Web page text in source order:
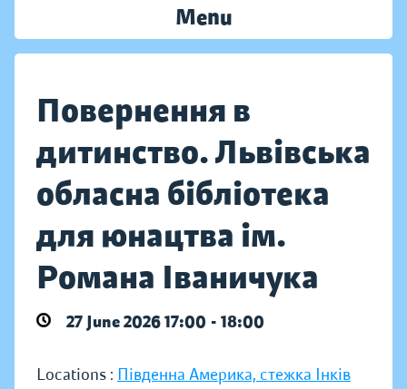
Menu
Повернення в
дитинство. Львівська
обласна бібліотека
для юнацтва ім.
Романа Іваничука
27 June 2026 17:00 - 18:00
Locations : Південна Америка, стежка Інків